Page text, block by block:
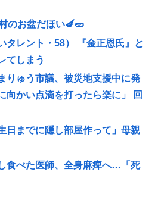
のお盆だほい🍆🥒
タレント・58） 『金正恩氏』と
てしまう
りゅう市議、被災地支援中に発
かい点滴を打ったら楽に」 回
日までに隠し部屋作って」母親
食べた医師、全身麻痺へ…「死